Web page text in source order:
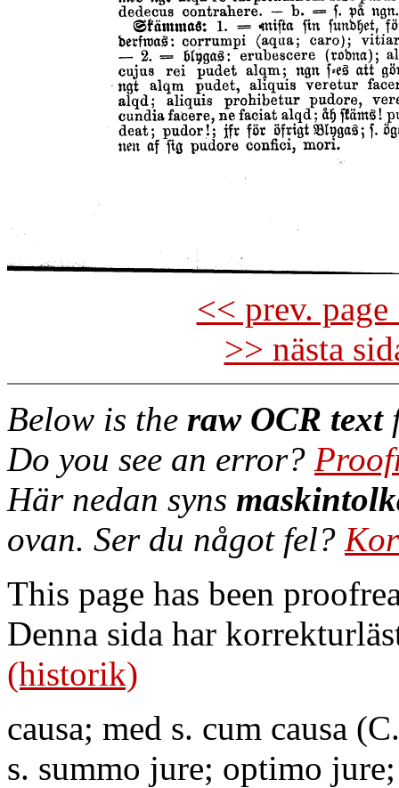
<< prev.
>> nästa
Below is the raw OCR text
Do you see an error?
Här nedan syns
ovan. Ser du något fel?
This page has been
Denna sida har
(historik)
causa; med s. cum causa
s. summo jure; optimo